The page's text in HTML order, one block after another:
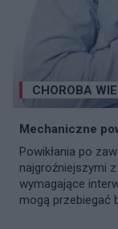
CHOROBA
Mechaniczne
Powikłania po
najgroźniejszymi
wymagające
mogą przebiegać